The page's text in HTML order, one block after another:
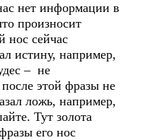
нет информации в
произносит
сейчас
истину, например,
– не
этой фразы не
ложь, например,
Тут золота
его нос